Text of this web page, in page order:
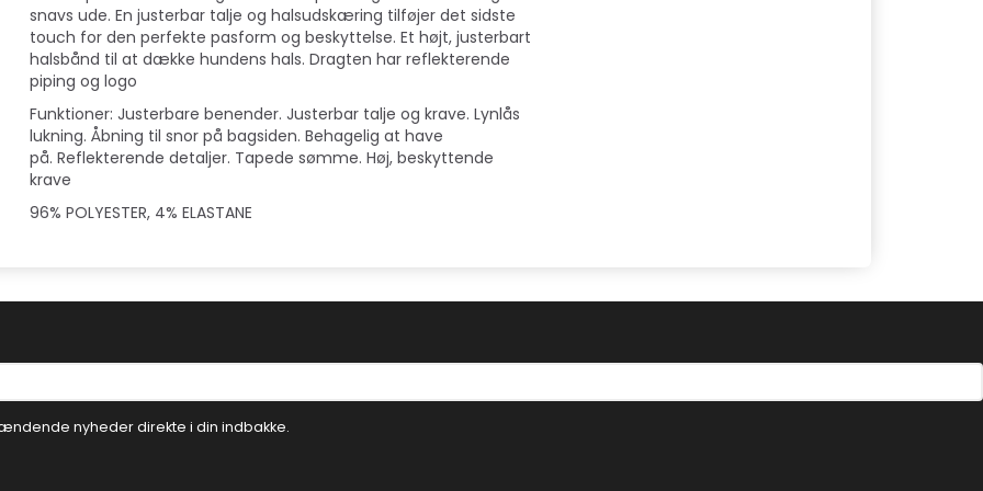
snavs ude. En justerbar talje og halsudskæring tilføjer det sidste
touch for den perfekte pasform og beskyttelse. Et højt, justerbart
halsbånd til at dække hundens hals. Dragten har reflekterende
piping og logo
Funktioner: Justerbare benender. Justerbar talje og krave. Lynlås
lukning. Åbning til snor på bagsiden. Behagelig at have
på. Reflekterende detaljer. Tapede sømme. Høj, beskyttende
krave
96% POLYESTER, 4% ELASTANE
nyheder direkte i din indbakke.